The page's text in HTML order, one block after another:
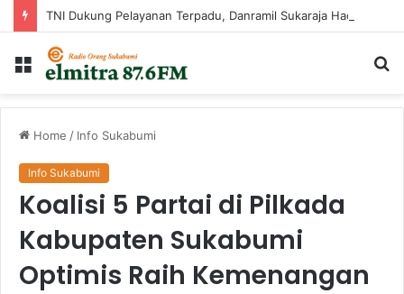
Menu
Home / Info Sukabumi
Info Sukabumi
Koalisi 5 Partai di Pilkada
Kabupaten Sukabumi
Optimis Raih Kemenangan